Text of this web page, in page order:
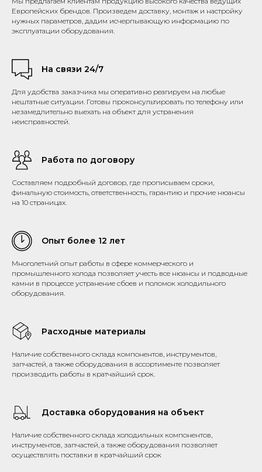
Европейских брендов. Произведем доставку, монтаж и настройку
нужных параметров, дадим исчерпывающую информацию по
эксплуатации оборудования.
На связи 24/7
Для удобства заказчика мы оперативно реагируем на любые
нештатные ситуации. Готовы проконсультировать по телефону или
незамедлительно выехать на объект для устранения
неисправностей.
Работа по договору
Составляем подробный договор, где прописываем сроки,
финальную стоимость, ответственность, гарантию и прочие нюансы
на 10 страницах.
Опыт более 12 лет
Многолетний опыт работы в сфере коммерческого и
промышленного холода позволяет учесть все нюансы и подводные
камни в процессе устранение сбоев и поломок холодильного
оборудования.
Расходные материалы
Наличие собственного склада компонентов, инструментов,
запчастей, а также оборудования в ассортименте позволяет
производить работы в кратчайший срок.
Доставка оборудования на объект
Наличие собственного склада холодильных компонентов,
инструментов, запчастей, а также оборудования позволяет
осуществлять поставки в кратчайший срок